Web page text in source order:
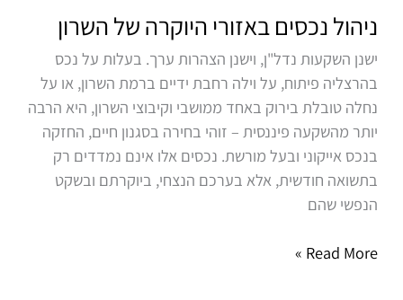
ניהול נכסים באזורי היוקרה של השרון
ישנן השקעות נדל"ן, וישנן הצהרות ערך. בעלות על נכס
בהרצליה פיתוח, על וילה רחבת ידיים ברמת השרון, או על
נחלה טובלת בירוק באחד ממושבי וקיבוצי השרון, היא הרבה
יותר מהשקעה פיננסית – זוהי בחירה בסגנון חיים, החזקה
בנכס אייקוני ובעל מורשת. נכסים אלו אינם נמדדים רק
בתשואה חודשית, אלא בערכם הנצחי, ביוקרתם ובשקט
הנפשי שהם
באזורי
של
השרון
Read More »